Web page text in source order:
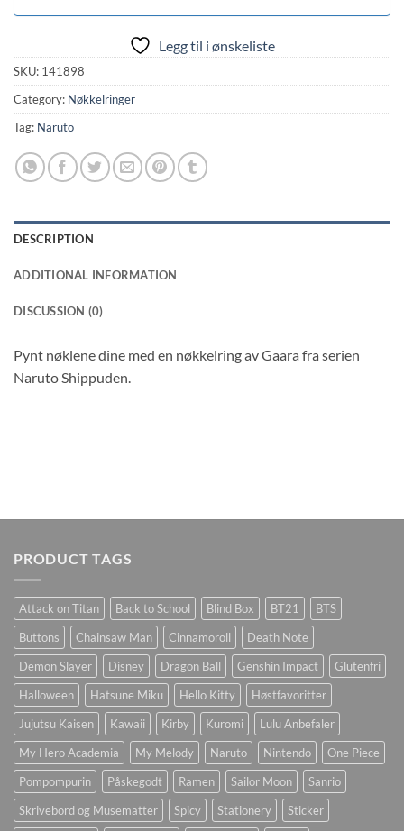
Legg til i ønskeliste
SKU: 141898
Category: Nøkkelringer
Tag: Naruto
DESCRIPTION
ADDITIONAL INFORMATION
DISCUSSION (0)
Pynt nøklene dine med en nøkkelring av Gaara fra serien
Naruto Shippuden.
PRODUCT TAGS
Attack on Titan Back to School Blind Box BT21
BTS
Buttons
Chainsaw Man Cinnamoroll
Death Note
Demon Slayer
Disney Dragon Ball Genshin Impact
Glutenfri
Halloween
Hatsune Miku Hello Kitty
Høstfavoritter
Jujutsu Kaisen
Kawaii Kirby Kuromi
Lulu Anbefaler
My Hero Academia
My Melody Naruto Nintendo
One Piece
Pompompurin
Påskegodt Ramen Sailor Moon
Sanrio
Skrivebord og Musematter
Spicy Stationery
Sticker